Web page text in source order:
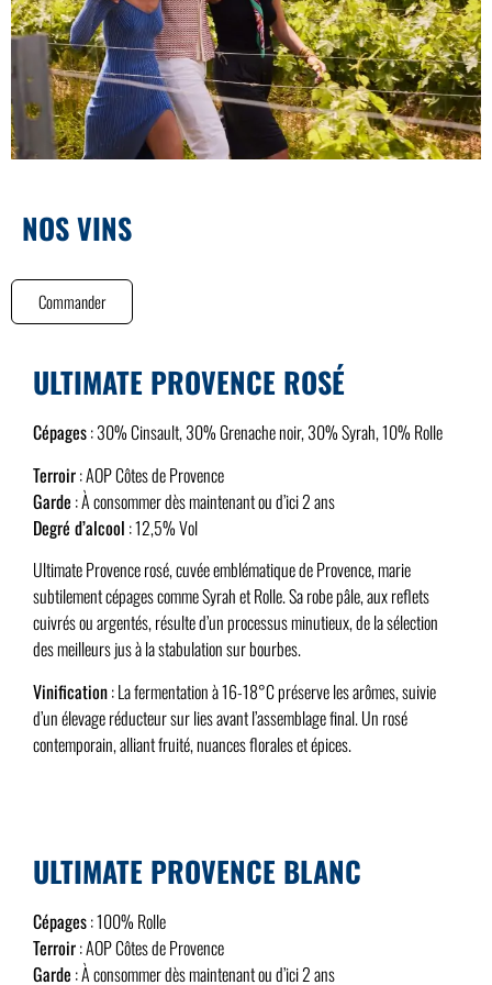
NOS VINS
Commander
ULTIMATE PROVENCE ROSÉ
Cépages: 30% Cinsault, 30% Grenache noir, 30% Syrah, 10% Rolle
Terroir: AOP Côtes de Provence
Garde : À consommer dès maintenant ou d’ici 2 ans
Degré d’alcool : 12,5% Vol
Ultimate Provence rosé, cuvée emblématique de Provence, marie
subtilement cépages comme Syrah et Rolle. Sa robe pâle, aux reflets
cuivrés ou argentés, résulte d’un processus minutieux, de la sélection
des meilleurs jus à la stabulation sur bourbes.
Vinification: La fermentation à 16-18°C préserve les arômes, suivie
d’un élevage réducteur sur lies avant l’assemblage final. Un rosé
contemporain, alliant fruité, nuances florales et épices.
ULTIMATE PROVENCE BLANC
Cépages: 100% Rolle
Terroir: AOP Côtes de Provence
Garde : À consommer dès maintenant ou d’ici 2 ans